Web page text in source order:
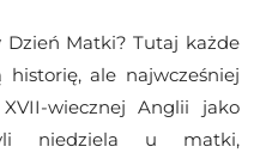
Dzień Matki? Tutaj każde
historię, ale najwcześniej
wiecznej Anglii jako
niedziela u matki,